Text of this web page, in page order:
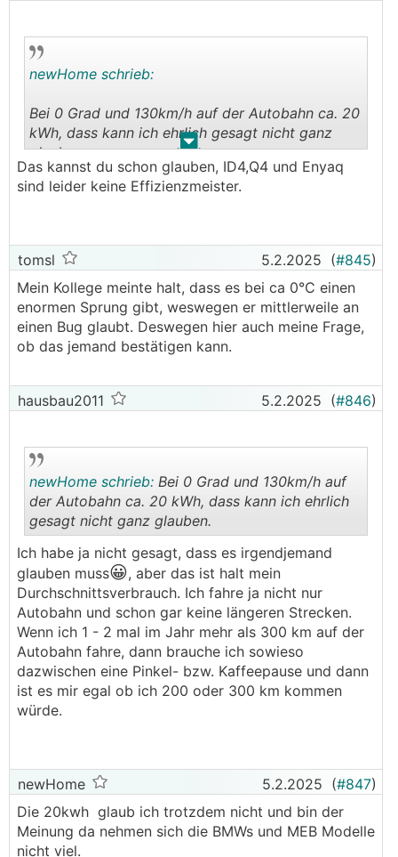
. .
newHome schrieb:
Bei 0 Grad und 130km/h auf der Autobahn ca. 20
kWh, dass kann ich ehrlich gesagt nicht ganz
glauben.
Beim Enyaq und je nach Wind stehen da schon
gut und gerne mal 25,x kWh in der Anzeige
ich die 220km nicht für so utopisch.
Die 65kWh Akkugröße sind halt für längere
Fahrten gepaart bei solchen Verbräuchen hart an
der Kante.
Das kannst du schon glauben, ID4,Q4 und Enyaq
sind leider keine Effizienzmeister.
tomsl 5.2.2025 (#845)
Mein Kollege meinte halt, dass es bei ca 0°C einen
enormen Sprung gibt, weswegen er mittlerweile an
einen Bug glaubt. Deswegen hier auch meine Frage,
ob das jemand bestätigen kann.
hausbau2011 5.2.2025 (#846)
.
newHome schrieb: Bei 0 Grad und 130km/h auf
der Autobahn ca. 20 kWh, dass kann ich ehrlich
gesagt nicht ganz glauben.
Ich habe ja nicht gesagt, dass es irgendjemand
glauben muss😀, aber das ist halt mein
Durchschnittsverbrauch. Ich fahre ja nicht nur
Autobahn und schon gar keine längeren Strecken.
Wenn ich 1 - 2 mal im Jahr mehr als 300 km auf der
Autobahn fahre, dann brauche ich sowieso
dazwischen eine Pinkel- bzw. Kaffeepause und dann
ist es mir egal ob ich 200 oder 300 km kommen
würde.
newHome 5.2.2025 (#847)
Die 20kwh glaub ich trotzdem nicht und bin der
Meinung da nehmen sich die BMWs und MEB Modelle
nicht viel.